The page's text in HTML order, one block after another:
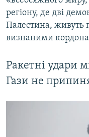
регіону, де дві
Палестина, живуть
визнаними
Ракетні удари
Гази не